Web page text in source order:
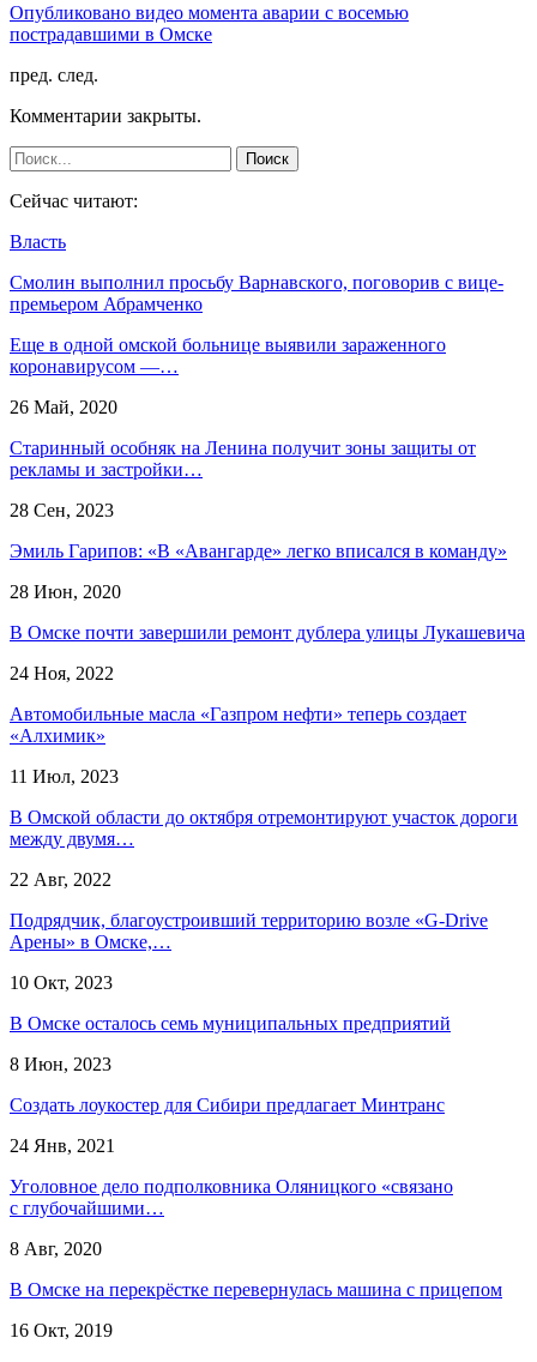
Опубликовано видео момента аварии с восемью
пострадавшими в Омске
пред. след.
Комментарии закрыты.
Сейчас читают:
Власть
Смолин выполнил просьбу Варнавского, поговорив с вице-
премьером Абрамченко
Еще в одной омской больнице выявили зараженного
коронавирусом —…
26 Май, 2020
Старинный особняк на Ленина получит зоны защиты от
рекламы и застройки…
28 Сен, 2023
Эмиль Гарипов: «В «Авангарде» легко вписался в команду»
28 Июн, 2020
В Омске почти завершили ремонт дублера улицы Лукашевича
24 Ноя, 2022
Автомобильные масла «Газпром нефти» теперь создает
«Алхимик»
11 Июл, 2023
В Омской области до октября отремонтируют участок дороги
между двумя…
22 Авг, 2022
Подрядчик, благоустроивший территорию возле «G-Drive
Арены» в Омске,…
10 Окт, 2023
В Омске осталось семь муниципальных предприятий
8 Июн, 2023
Создать лоукостер для Сибири предлагает Минтранс
24 Янв, 2021
Уголовное дело подполковника Оляницкого «связано
с глубочайшими…
8 Авг, 2020
В Омске на перекрёстке перевернулась машина с прицепом
16 Окт, 2019